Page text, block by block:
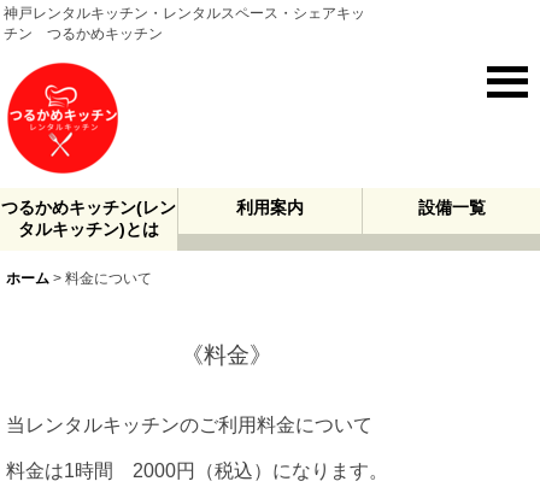
神戸レンタルキッチン・レンタルスペース・シェアキッ
チン つるかめキッチン
つるかめキッチン(レン
タルキッチン)とは
利用案内 設備一覧
ホーム > 料金について
《料金》
当レンタルキッチンのご利用料金について
料金は1時間 2000円（税込）になります。